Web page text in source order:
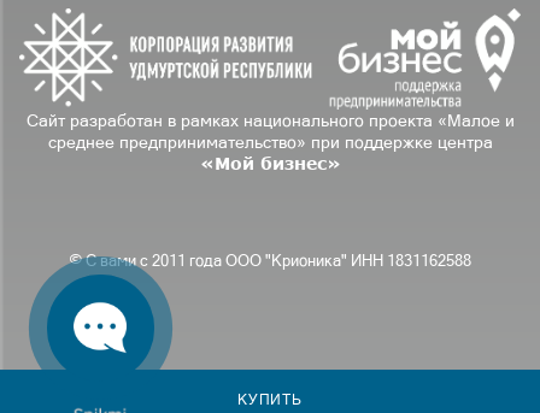
КУПИТЬ
Сайт разработан в рамках национального проекта «Малое и
среднее предпринимательство» при поддержке центра
«Мой бизнес»
© С вами с 2011 года ООО "Крионика" ИНН 1831162588